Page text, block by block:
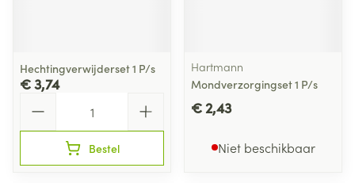
Hechtingverwijderset 1 P/s
€ 3,74
Bestel
Hartmann
Mondverzorgingset 1 P/s
€ 2,43
Niet beschikbaar